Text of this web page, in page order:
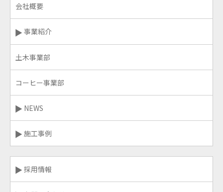
会社概要
事業紹介
土木事業部
コーヒー事業部
NEWS
施工事例
採用情報